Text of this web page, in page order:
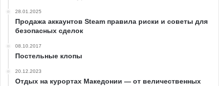
28.01.2025
Продажа аккаунтов Steam правила риски и советы для
безопасных сделок
08.10.2017
Постельные клопы
20.12.2023
Отдых на курортах Македонии — от величественных